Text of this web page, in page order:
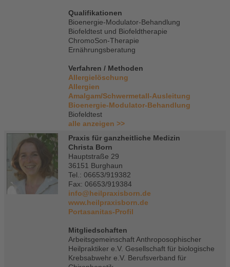
Qualifikationen
Bioenergie-Modulator-Behandlung
Biofeldtest und Biofeldtherapie
ChromoSon-Therapie
Ernährungsberatung
Verfahren / Methoden
Allergielöschung
Allergien
Amalgam/Schwermetall-Ausleitung
Bioenergie-Modulator-Behandlung
Biofeldtest
alle anzeigen >>
Praxis für ganzheitliche Medizin
Christa Born
Hauptstraße 29
36151 Burghaun
Tel.: 06653/919382
Fax: 06653/919384
info@heilpraxisborn.de
www.heilpraxisborn.de
Portasanitas-Profil
Mitgliedschaften
Arbeitsgemeinschaft Anthroposophischer
Heilpraktiker e.V. Gesellschaft für biologische
Krebsabwehr e.V. Berufsverband für